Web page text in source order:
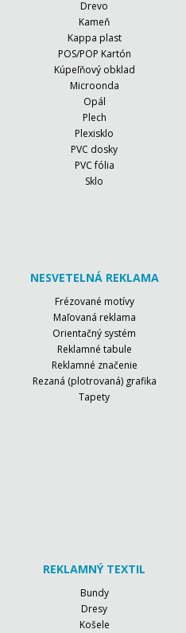
Drevo
Kameň
Kappa plast
POS/POP Kartón
Kúpeľňový obklad
Microonda
Opál
Plech
Plexisklo
PVC dosky
PVC fólia
Sklo
NESVETELNÁ REKLAMA
Frézované motívy
Maľovaná reklama
Orientačný systém
Reklamné tabule
Reklamné značenie
Rezaná (plotrovaná) grafika
Tapety
REKLAMNÝ TEXTIL
Bundy
Dresy
Košele